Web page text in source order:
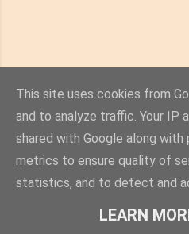
This site uses cookies from
and to analyze traffic. Your IP
shared with Google along
metrics to ensure quality of
statistics, and to detect and
LEARN